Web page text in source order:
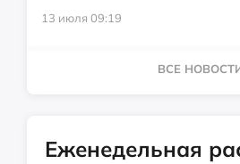
13 июля 09:19
ВСЕ
Еженедельная